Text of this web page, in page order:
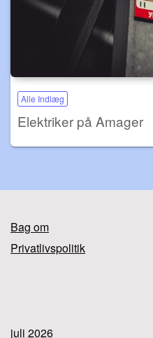
Alle Indlæg
Elektriker på Amager
Bag om
Privatlivspolitik
juli 2026